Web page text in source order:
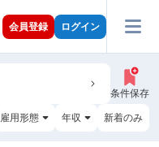
会員登録 ログイン
条件保存
雇用形態 年収 新着のみ